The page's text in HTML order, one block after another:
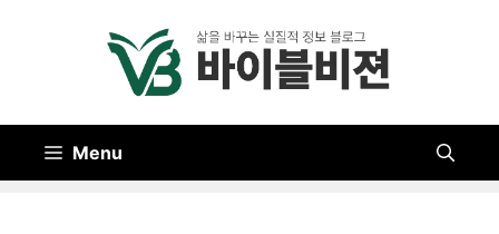
Menu